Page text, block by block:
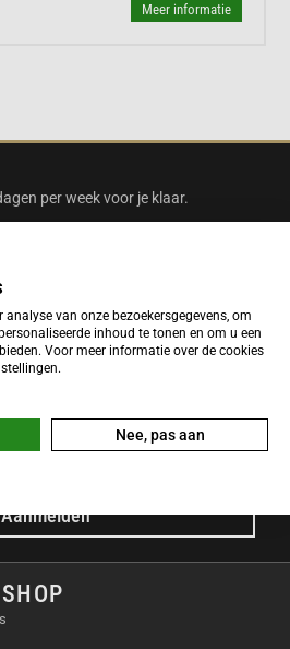
Meer informatie
per week voor je klaar.
de DTS-Nieuwsbrief en ontvang het
Aanmelden
van onze bezoekersgegevens, om
inhoud te tonen en om u een
Voor meer informatie over de cookies
Nee, pas aan